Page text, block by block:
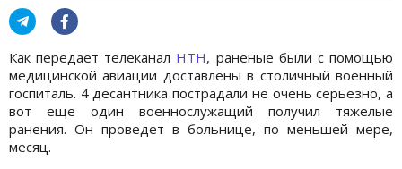
Как передает телеканал НТН, раненые были с помощью
медицинской авиации доставлены в столичный военный
госпиталь. 4 десантника пострадали не очень серьезно, а
вот еще один военнослужащий получил тяжелые
ранения. Он проведет в больнице, по меньшей мере,
месяц.